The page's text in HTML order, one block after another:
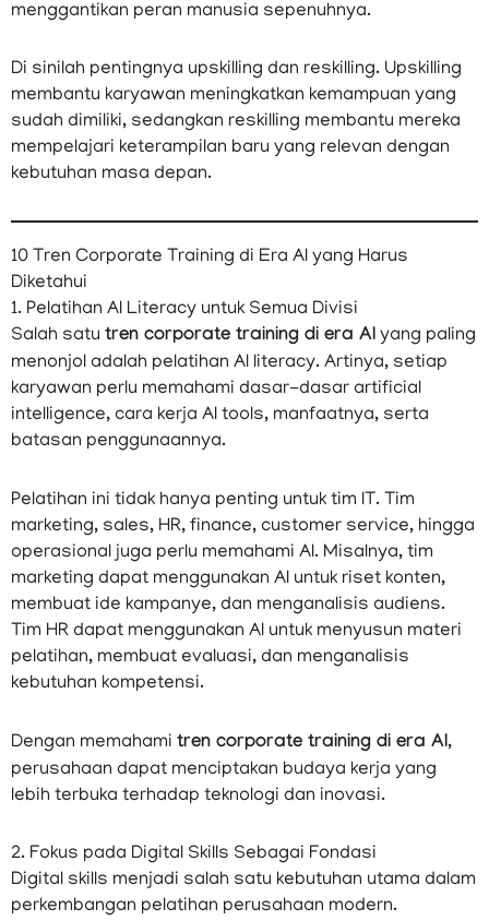
menggantikan peran manusia sepenuhnya.
Di sinilah pentingnya upskilling dan reskilling. Upskilling
membantu karyawan meningkatkan kemampuan yang
sudah dimiliki, sedangkan reskilling membantu mereka
mempelajari keterampilan baru yang relevan dengan
kebutuhan masa depan.
10 Tren Corporate Training di Era AI yang Harus
Diketahui
1. Pelatihan AI Literacy untuk Semua Divisi
Salah satu tren corporate training di era AI yang paling
menonjol adalah pelatihan AI literacy. Artinya, setiap
karyawan perlu memahami dasar-dasar artificial
intelligence, cara kerja AI tools, manfaatnya, serta
batasan penggunaannya.
Pelatihan ini tidak hanya penting untuk tim IT. Tim
marketing, sales, HR, finance, customer service, hingga
operasional juga perlu memahami AI. Misalnya, tim
marketing dapat menggunakan AI untuk riset konten,
membuat ide kampanye, dan menganalisis audiens.
Tim HR dapat menggunakan AI untuk menyusun materi
pelatihan, membuat evaluasi, dan menganalisis
kebutuhan kompetensi.
Dengan memahami tren corporate training di era AI,
perusahaan dapat menciptakan budaya kerja yang
lebih terbuka terhadap teknologi dan inovasi.
2. Fokus pada Digital Skills Sebagai Fondasi
Digital skills menjadi salah satu kebutuhan utama dalam
perkembangan pelatihan perusahaan modern.